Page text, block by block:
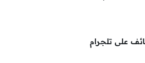
على تلجرام